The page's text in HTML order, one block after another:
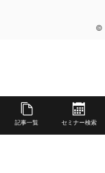
記事一覧 セミナー検索
©